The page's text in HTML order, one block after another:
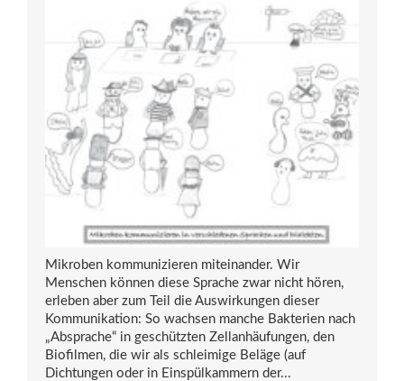
Mikroben kommunizieren miteinander. Wir
Menschen können diese Sprache zwar nicht hören,
erleben aber zum Teil die Auswirkungen dieser
Kommunikation: So wachsen manche Bakterien nach
„Absprache“ in geschützten Zellanhäufungen, den
Biofilmen, die wir als schleimige Beläge (auf
Dichtungen oder in Einspülkammern der...